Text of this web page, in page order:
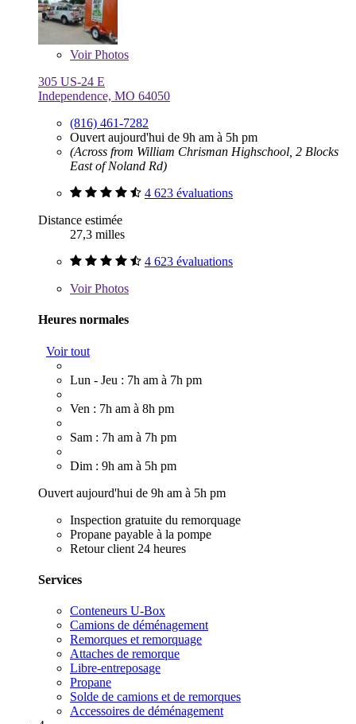
VoirPhotos
305 US-24 E
Independence, MO 64050
(816) 461-7282
Ouvert aujourd'hui de 9h am à 5h pm
(Across from William Chrisman Highschool, 2 Blocks
East of Noland Rd)
4 623 évaluations
Distance estimée
27,3 milles
4 623 évaluations
VoirPhotos
Heures normales
Voir tout
Lun - Jeu : 7h am à 7h pm
Ven : 7h am à 8h pm
Sam : 7h am à 7h pm
Dim : 9h am à 5h pm
Ouvert aujourd'hui de 9h am à 5h pm
Inspection gratuite du remorquage
Propane payable à la pompe
Retour client 24 heures
Services
Conteneurs U-Box
Camions de déménagement
Remorques et remorquage
Attaches de remorque
Libre-entreposage
Propane
Solde de camions et de remorques
Accessoires de déménagement